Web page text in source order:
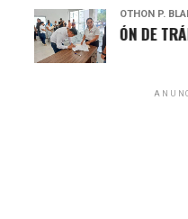
OTHON P.
MODERNIZACIÓN DE